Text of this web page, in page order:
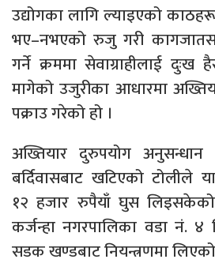
उद्योगका लागि ल्याइएको
भए–नभएको रुजु गरी
गर्ने क्रममा सेवाग्राहीलाई
मागेको उजुरीका आधारमा
पक्राउ गरेको हो ।
अख्तियार दुरुपयोग अनुसन्धान
बर्दिवासबाट खटिएको टोलीले
१२ हजार रुपैयाँ घुस लिइसकेको
कर्जन्हा नगरपालिका वडा नं. ४
सडक खण्डबाट नियन्त्रणमा लिएको